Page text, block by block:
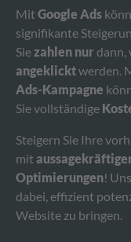
MitGoogle Ads
signifikante
Siezahlen nur dann,
angeklicktwerden.
Ads-Kampagne
Sie vollständige
Steigern Sie Ihre
mit
Optimierungen!
dabei, effizient
Website zu bringen.